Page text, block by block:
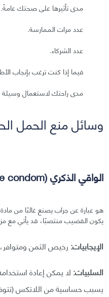
مدى تأثيرها على صحتك عامةً.
عدد مرات الممارسة.
عدد الشركاء.
فيما إذا كنت ترغب بإنجاب
مدى راحتك لاستعمال وسيلة
وسائل منع الحمل
الواقي الذكري (male condom)
هو عبارة عن جراب يصنع غالبًا من
يكون القضيب منتصبًا، قد يأتي مع
الإيجابيات: رخيص الثمن
السلبيات: لا يمكن إعادة
يسبب حساسية من اللاتكس